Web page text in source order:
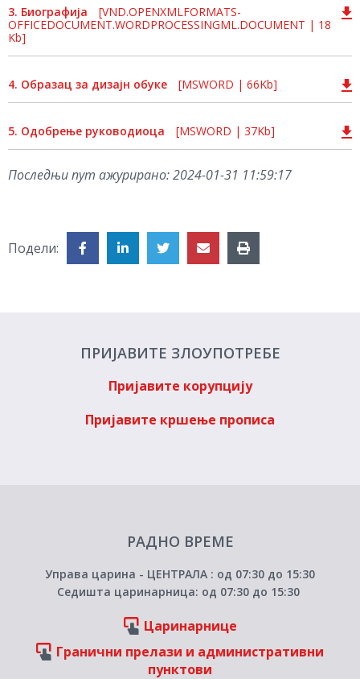
3. Биографија
[VND.OPENXMLFORMATS-
OFFICEDOCUMENT.WORDPROCESSINGML.DOCUMENT | 18
Kb]
4. Образац за дизајн обуке [MSWORD | 66Kb]
5. Одобрење руководиоца [MSWORD | 37Kb]
Последњи пут ажурирано:2024-01-31 11:59:17
Подели:
ПРИЈАВИТЕ ЗЛОУПОТРЕБЕ
Пријавите корупцију
Пријавите кршење прописа
РАДНО ВРЕМЕ
Управа царина - ЦЕНТРАЛА : од 07:30 до 15:30
Седишта царинарница: од 07:30 до 15:30
Царинарнице
Гранични прелази и административни
пунктови